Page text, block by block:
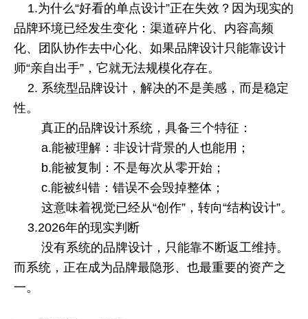
1.为什么“好看的单点设计”正在失效？因为现实的
品牌环境已经发生变化：渠道碎片化、内容高频
化、团队协作去中心化、如果品牌设计只能靠设计
师“亲自出手”，它就无法规模化存在。
2. 系统型品牌设计，解决的不是美感，而是稳定
性。
真正的品牌设计系统，具备三个特征：
a.能被理解：非设计背景的人也能用；
b.能被复制：不是每次从零开始；
c.能被纠错：错误不会毁掉整体；
这意味着视觉已经从“创作”，转向“结构设计”。
3.2026年的现实判断
没有系统的品牌设计，只能靠不断返工维持。
而系统，正在成为品牌最隐形、也最重要的资产之
一。